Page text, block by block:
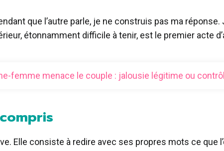
que l’autre parle, je ne construis pas ma
étonnamment difficile à tenir, est le premier acte
femme menace le couple : jalousie légitime ou
Elle consiste à redire avec ses propres mots ce que